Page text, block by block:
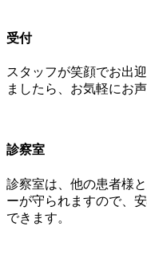
受付
スタッフが笑顔でお出
ましたら、お気軽にお
診察室
診察室は、他の患者様
ーが守られますので、
できます。